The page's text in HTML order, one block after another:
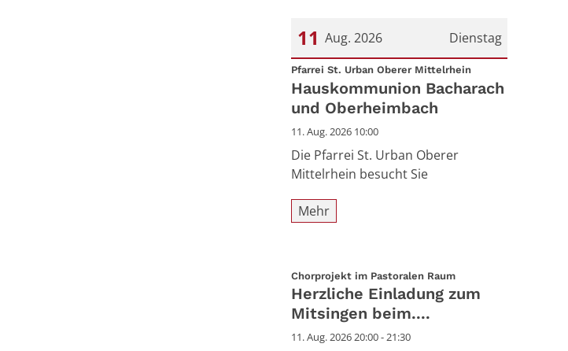
Dienstag
11 Aug. 2026
Datum: 11. August 2026
Pfarrei St. Urban Oberer Mittelrhein:
Hauskommunion Bacharach
und Oberheimbach
11. Aug. 2026 10:00
Die Pfarrei St. Urban Oberer
Mittelrhein besucht Sie
Mehr
Chorprojekt im Pastoralen Raum:
Herzliche Einladung zum
Mitsingen beim....
11. Aug. 2026 20:00 - 21:30